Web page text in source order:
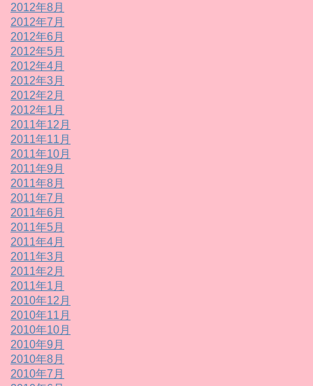
2012年8月
2012年7月
2012年6月
2012年5月
2012年4月
2012年3月
2012年2月
2012年1月
2011年12月
2011年11月
2011年10月
2011年9月
2011年8月
2011年7月
2011年6月
2011年5月
2011年4月
2011年3月
2011年2月
2011年1月
2010年12月
2010年11月
2010年10月
2010年9月
2010年8月
2010年7月